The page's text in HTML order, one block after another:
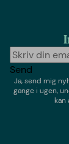
Send
Ja, send mig
gange i ugen,
kan